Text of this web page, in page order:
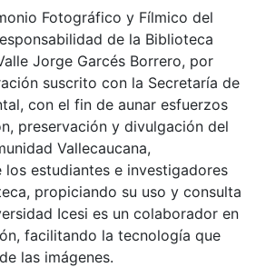
Fotográfico y Fílmico del
de la Biblioteca
Jorge Garcés Borrero, por
suscrito con la Secretaría de
con el fin de aunar esfuerzos
preservación y divulgación del
Vallecaucana,
los estudiantes e investigadores
propiciando su uso y consulta
Icesi es un colaborador en
facilitando la tecnología que
las imágenes.